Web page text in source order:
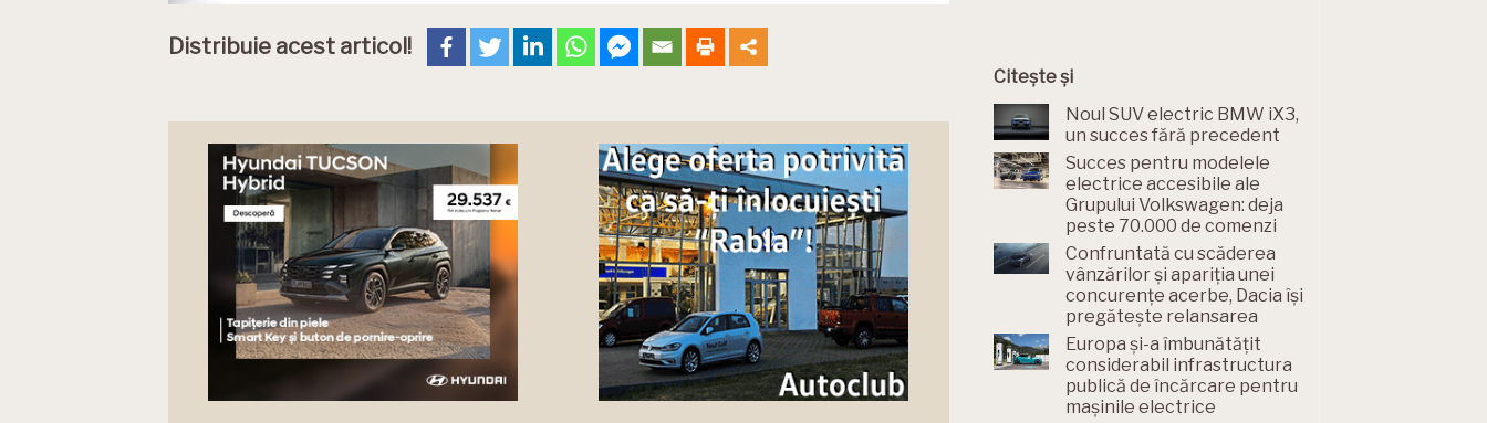
Distribuie acest articol!
Citește și
Noul SUV electric BMW iX3,
un succes fără precedent
Succes pentru modelele
electrice accesibile ale
Grupului Volkswagen: deja
peste 70.000 de comenzi
Confruntată cu scăderea
vânzărilor și apariția unei
concurențe acerbe, Dacia își
pregătește relansarea
Europa și-a îmbunătățit
considerabil infrastructura
publică de încărcare pentru
mașinile electrice